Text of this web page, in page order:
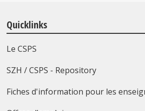
Quicklinks
Le CSPS
SZH / CSPS - Repository
Fiches d'information pour les